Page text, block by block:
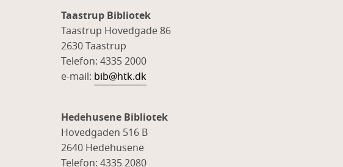
Taastrup Bibliotek
Taastrup Hovedgade 86
2630 Taastrup
Telefon: 4335 2000
e-mail: bib@htk.dk
Hedehusene Bibliotek
Hovedgaden 516 B
2640 Hedehusene
Telefon: 4335 2080